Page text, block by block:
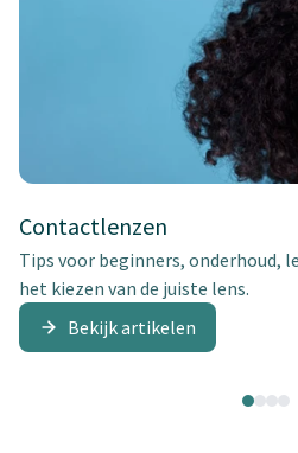
Contactlenzen
Tips voor beginners, onderhoud,
het kiezen van de juiste lens.
Bekijk artikelen